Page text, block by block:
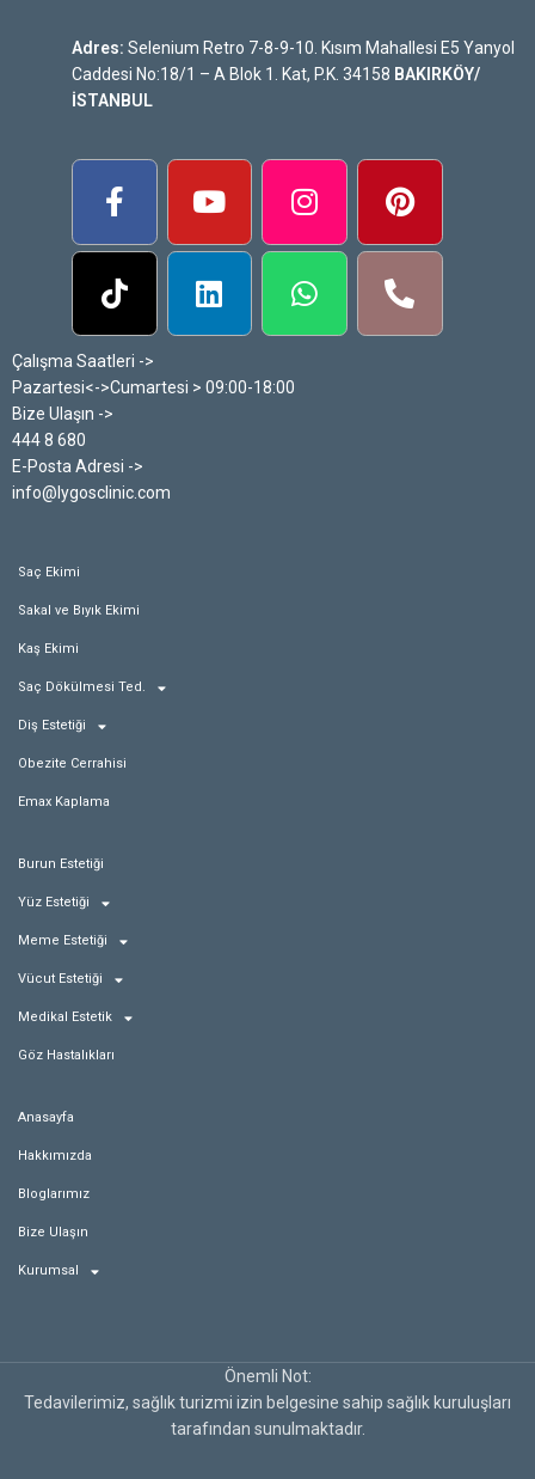
Adres: Selenium Retro 7-8-9-10. Kısım Mahallesi E5 Yanyol
Caddesi No:18/1 – A Blok 1. Kat, P.K. 34158 BAKIRKÖY/
İSTANBUL
Çalışma Saatleri ->
Pazartesi<->Cumartesi > 09:00-18:00
Bize Ulaşın ->
444 8 680
E-Posta Adresi ->
info@lygosclinic.com
Saç Ekimi
Sakal ve Bıyık Ekimi
Kaş Ekimi
Saç Dökülmesi Ted.
Diş Estetiği
Obezite Cerrahisi
Emax Kaplama
Burun Estetiği
Yüz Estetiği
Meme Estetiği
Vücut Estetiği
Medikal Estetik
Göz Hastalıkları
Anasayfa
Hakkımızda
Bloglarımız
Bize Ulaşın
Kurumsal
Önemli Not:
Tedavilerimiz, sağlık turizmi izin belgesine sahip sağlık kuruluşları
tarafından sunulmaktadır.